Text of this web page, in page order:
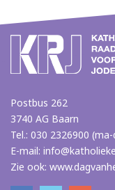
Postbus 262
3740 AG Baarn
Tel.: 030 2326900
E-mail:
Zie ook: